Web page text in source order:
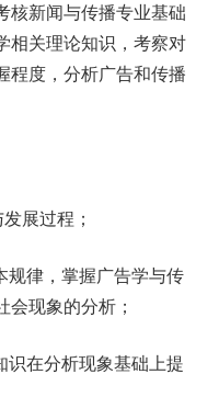
核新闻与传播专业基础
相关理论知识，考察对
程度，分析广告和传播
展过程；
规律，掌握广告学与传
现象的分析；
识在分析现象基础上提